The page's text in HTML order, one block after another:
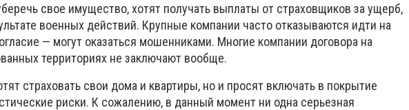
свое имущество, хотят получать выплаты от страховщиков за ущерб,
военных действий. Крупные компании часто отказываются идти на
— могут оказаться мошенниками. Многие компании договора на
территориях не заключают вообще.
страховать свои дома и квартиры, но и просят включать в покрытие
риски. К сожалению, в данный момент ни одна серьезная